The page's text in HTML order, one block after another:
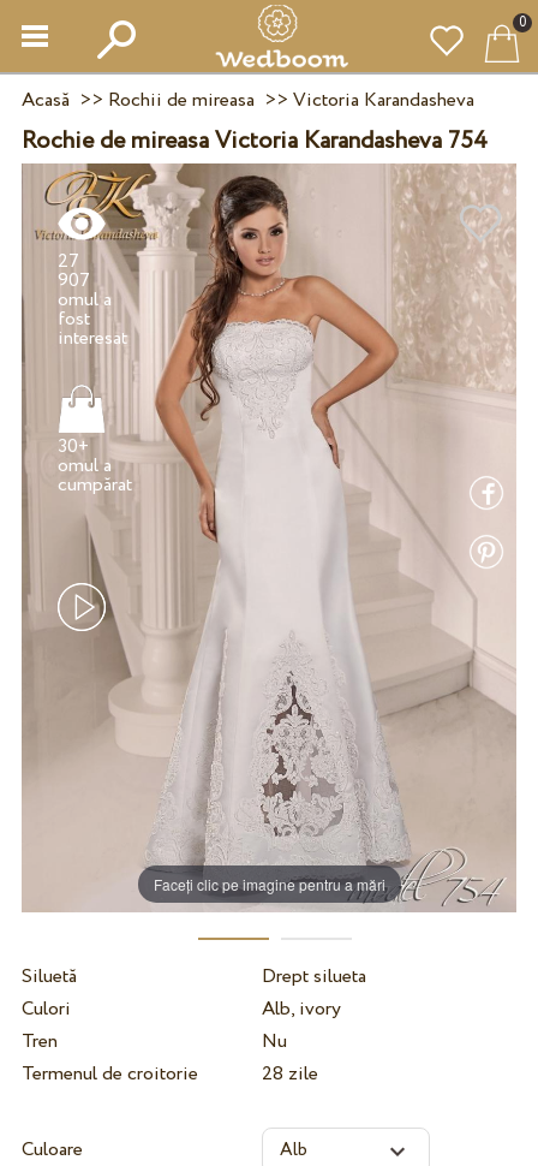
0
Acasă >> Rochii de mireasa >> Victoria Karandasheva
Rochie de mireasa Victoria Karandasheva 754
Faceți clic pe imagine pentru a mări
27
907
omul a
fost
interesat
30+
omul a
Siluetă
Drept silueta
Culori
Alb, ivory
Tren
Nu
Termenul de croitorie
28 zile
Culoare